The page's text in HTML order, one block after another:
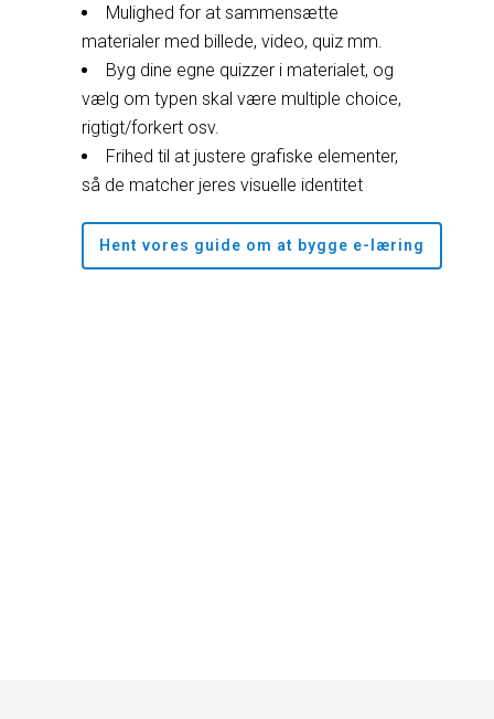
Mulighed for at sammensætte
materialer med billede, video, quiz mm.
Byg dine egne quizzer i materialet, og
vælg om typen skal være multiple choice,
rigtigt/forkert osv.
Frihed til at justere grafiske elementer,
så de matcher jeres visuelle identitet
Hent vores guide om at bygge e-læring